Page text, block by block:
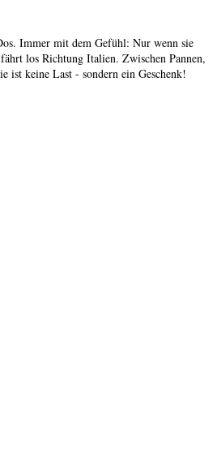
Immer mit dem Gefühl: Nur wenn sie
los Richtung Italien. Zwischen Pannen,
ist keine Last - sondern ein Geschenk!